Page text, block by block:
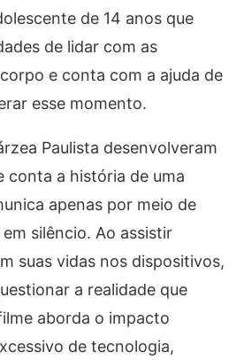
de 14 anos que
de lidar com as
e conta com a ajuda de
esse momento.
Paulista desenvolveram
conta a história de uma
apenas por meio de
silêncio. Ao assistir
suas vidas nos dispositivos,
a realidade que
aborda o impacto
de tecnologia,